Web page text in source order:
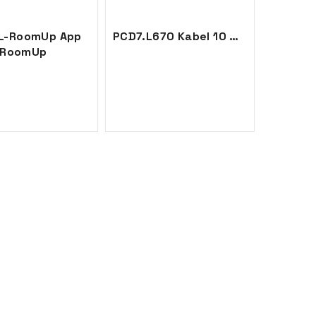
RoomUp App
RoomUp
PCD7.L670 Kabel 10 m. dig.rom.contr.